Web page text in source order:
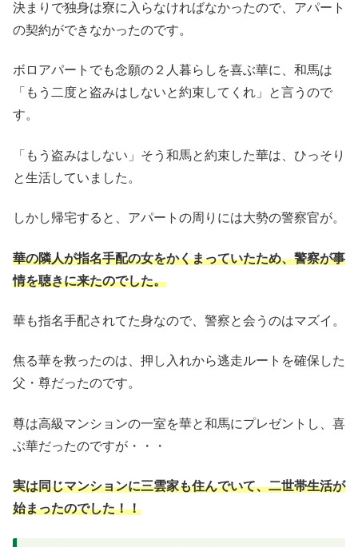
決まりで独身は寮に入らなければなかったので、アパート
の契約ができなかったのです。
ボロアパートでも念願の２人暮らしを喜ぶ華に、和馬は
「もう二度と盗みはしないと約束してくれ」と言うので
す。
「もう盗みはしない」そう和馬と約束した華は、ひっそり
と生活していました。
しかし帰宅すると、アパートの周りには大勢の警察官が。
華の隣人が指名手配の女をかくまっていたため、警察が事
情を聴きに来たのでした。
華も指名手配されてた身なので、警察と会うのはマズイ。
焦る華を救ったのは、押し入れから逃走ルートを確保した
父・尊だったのです。
尊は高級マンションの一室を華と和馬にプレゼントし、喜
ぶ華だったのですが・・・
実は同じマンションに三雲家も住んでいて、二世帯生活が
始まったのでした！！